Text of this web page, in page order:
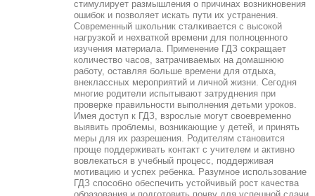
стимулирует размышления о причинах возникновения
ошибок и позволяет искать пути их устранения.
Современный школьник сталкивается с высокой
нагрузкой и нехваткой времени для полноценного
изучения материала. Применение ГДЗ сокращает
количество часов, затрачиваемых на домашнюю
работу, оставляя больше времени для отдыха,
внеклассных мероприятий и личной жизни. Сегодня
многие родители испытывают затруднения при
проверке правильности выполнения детьми уроков.
Имея доступ к ГДЗ, взрослые могут своевременно
выявить проблемы, возникающие у детей, и принять
меры для их разрешения. Родителям становится
проще поддерживать контакт с учителем и активно
вовлекаться в учебный процесс, поддерживая
мотивацию и успех ребенка. Разумное использование
ГДЗ способно обеспечить устойчивый рост качества